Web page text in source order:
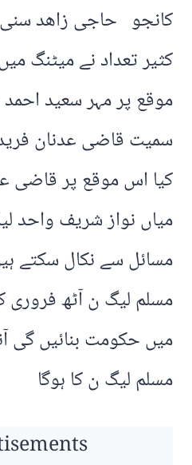
کانجو حاجی زاھد سنی
کثیر تعداد نے میٹنگ
موقع پر مہر سعید
سمیت قاضی عدنان
کیا اس موقع پر قاضی
میاں نواز شریف واحد
مسائل سے نکال سکتے
مسلم لیگ ن آٹھ فروری
میں حکومت بنائیں گی
مسلم لیگ ن کا ہوگا